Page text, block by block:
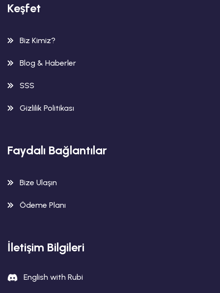
Keşfet
Biz Kimiz?
Blog & Haberler
SSS
Gizlilik Politikası
Faydalı Bağlantılar
Bize Ulaşın
Ödeme Planı
İletişim Bilgileri
English with Rubi